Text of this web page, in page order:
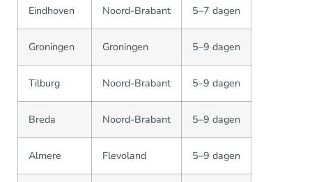
Eindhoven Noord-Brabant 5–7 dagen
Groningen Groningen 5–9 dagen
Tilburg Noord-Brabant 5–9 dagen
Breda Noord-Brabant 5–9 dagen
Almere Flevoland 5–9 dagen